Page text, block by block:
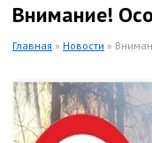
Внимание!
Главная » Новости »